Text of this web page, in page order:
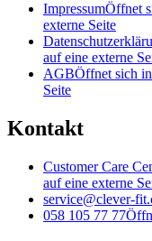
ImpressumÖffnet
externe Seite
auf eine externe
AGBÖffnet sich
Seite
Kontakt
Customer Care
auf eine externe
service@clever-
058 105 77 77